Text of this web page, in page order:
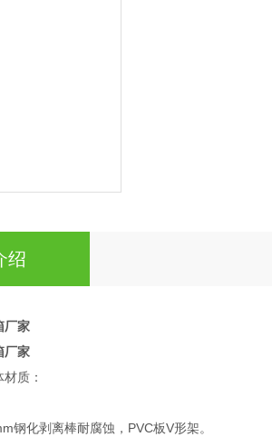
绍
厂家
厂家
质：
PVC板
钢化剥离棒耐腐蚀，PVC板V形架。